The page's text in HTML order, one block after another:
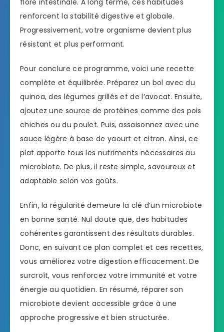
flore intestinale. À long terme, ces habitudes
renforcent la stabilité digestive et globale.
Progressivement, votre organisme devient plus
résistant et plus performant.
Pour conclure ce programme, voici une recette
complète et équilibrée. Préparez un bol avec du
quinoa, des légumes grillés et de l’avocat. Ensuite,
ajoutez une source de protéines comme des pois
chiches ou du poulet. Puis, assaisonnez avec une
sauce légère à base de yaourt et citron. Ainsi, ce
plat apporte tous les nutriments nécessaires au
microbiote. De plus, il reste simple, savoureux et
adaptable selon vos goûts.
Enfin, la régularité demeure la clé d’un microbiote
en bonne santé. Nul doute que, des habitudes
cohérentes garantissent des résultats durables.
Donc, en suivant ce plan complet et ces recettes,
vous améliorez votre digestion efficacement. De
surcroît, vous renforcez votre immunité et votre
énergie au quotidien. En résumé, réparer son
microbiote devient accessible grâce à une
approche progressive et bien structurée.